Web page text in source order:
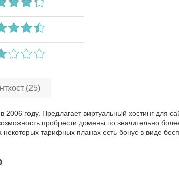
(25)
году. Предлагает виртуальный хостинг для
пробрести домены по значительно
тарифных планах есть бонус в виде